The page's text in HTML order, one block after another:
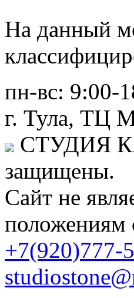
На данный
пн-вс: 9:00-
г. Тула, ТЦ
СТУДИЯ
защищены.
Сайт не
положениям
+7(920)777-